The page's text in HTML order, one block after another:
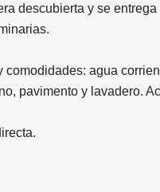
descubierta y se
comodidades: agua
pavimento y lavadero.